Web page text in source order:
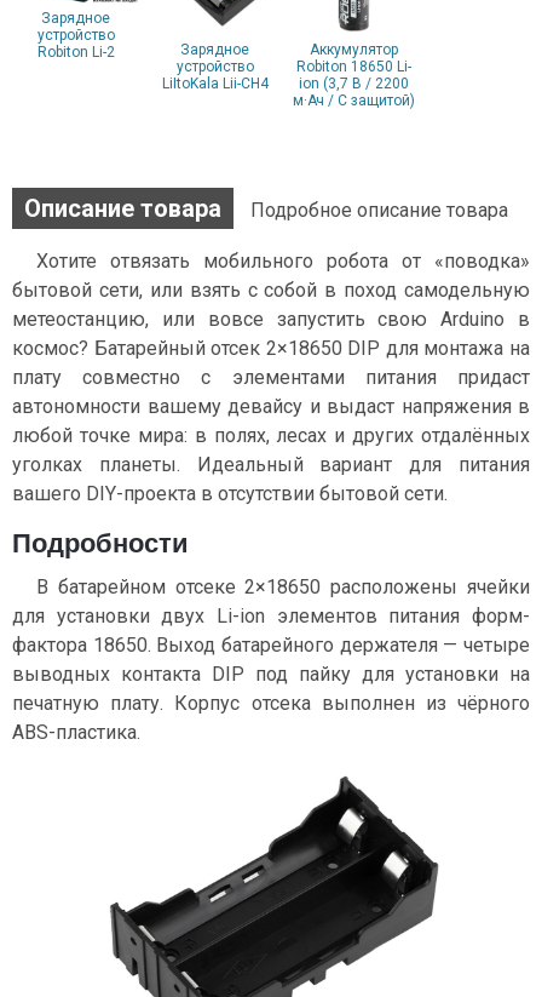
Зарядное
устройство
Robiton Li-2
Зарядное
устройство
LiItoKala Lii-CH4
Аккумулятор
Robiton 18650 Li-
ion (3,7 В / 2200
м·Ач / С защитой)
Описание товара Подробное описание товара
Хотите отвязать мобильного робота от «поводка»
бытовой сети, или взять с собой в поход самодельную
метеостанцию, или вовсе запустить свою Arduino в
космос? Батарейный отсек 2×18650 DIP для монтажа на
плату совместно с элементами питания придаст
автономности вашему девайсу и выдаст напряжения в
любой точке мира: в полях, лесах и других отдалённых
уголках планеты. Идеальный вариант для питания
вашего DIY-проекта в отсутствии бытовой сети.
Подробности
В батарейном отсеке 2×18650 расположены ячейки
для установки двух Li-ion элементов питания форм-
фактора 18650. Выход батарейного держателя — четыре
выводных контакта DIP под пайку для установки на
печатную плату. Корпус отсека выполнен из чёрного
ABS-пластика.